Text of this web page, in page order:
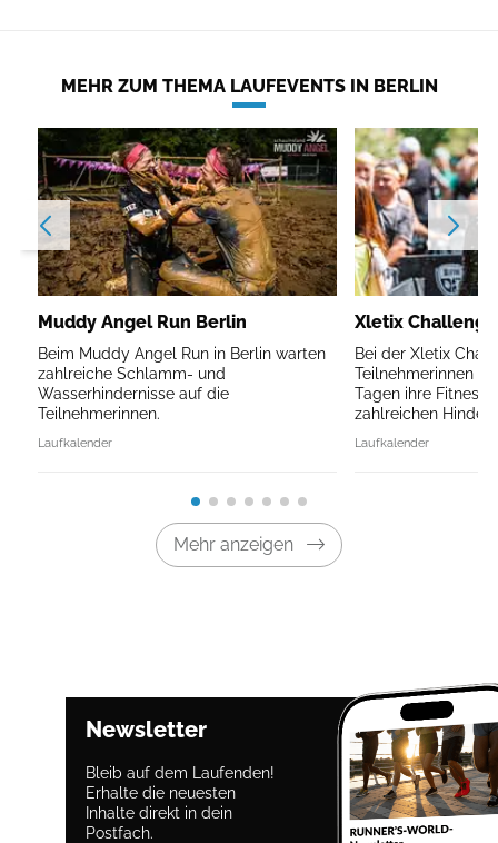
MEHR ZUM THEMA LAUFEVENTS IN BERLIN
Muddy Angel Run Berlin
Beim Muddy Angel Run in Berlin warten
zahlreiche Schlamm- und
Wasserhindernisse auf die
Teilnehmerinnen.
Laufkalender
Xletix
Bei der Xletix
Teilnehmerinnen
Tagen ihre Fitness
zahlreichen
Laufkalender
Mehr anzeigen
Newsletter
Bleib auf dem Laufenden!
Erhalte die neuesten
Inhalte direkt in dein
Postfach.